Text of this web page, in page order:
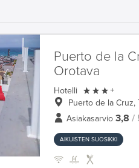
Puerto de la
Orotava
Hotelli  +
Puerto de la Cruz,
Asiakasarvio 3,8/
AIKUISTEN SUOSIKKI